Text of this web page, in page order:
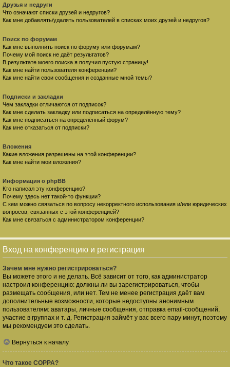
Друзья и недруги
Что означают списки друзей и недругов?
Как мне добавлять/удалять пользователей в списках моих друзей и недругов?
Поиск по форумам
Как мне выполнить поиск по форуму или форумам?
Почему мой поиск не даёт результатов?
В результате моего поиска я получил пустую страницу!
Как мне найти пользователя конференции?
Как мне найти свои сообщения и созданные мной темы?
Подписки и закладки
Чем закладки отличаются от подписок?
Как мне сделать закладку или подписаться на определённую тему?
Как мне подписаться на определённый форум?
Как мне отказаться от подписки?
Вложения
Какие вложения разрешены на этой конференции?
Как мне найти мои вложения?
Информация о phpBB
Кто написал эту конференцию?
Почему здесь нет такой-то функции?
С кем можно связаться по вопросу некорректного использования и/или юридических
вопросов, связанных с этой конференцией?
Как мне связаться с администратором конференции?
Вход на конференцию и регистрация
Зачем мне нужно регистрироваться?
Вы можете этого и не делать. Всё зависит от того, как администратор
настроил конференцию: должны ли вы зарегистрироваться, чтобы
размещать сообщения, или нет. Тем не менее регистрация даёт вам
дополнительные возможности, которые недоступны анонимным
пользователям: аватары, личные сообщения, отправка email-сообщений,
участие в группах и т. д. Регистрация займёт у вас всего пару минут, поэтому
мы рекомендуем это сделать.
Вернуться к началу
Что такое COPPA?